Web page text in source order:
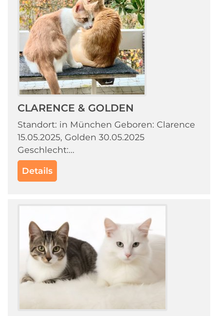
CLARENCE & GOLDEN
Standort: in München Geboren: Clarence
15.05.2025, Golden 30.05.2025
Geschlecht:...
Details